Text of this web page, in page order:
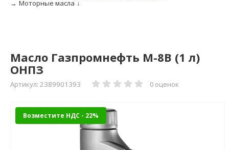
→ Моторные масла ↓
Масло Газпромнефть М-8В (1 л)
ОНПЗ
Артикул: 2389901393 0 оценок
Возместите НДС - 22%